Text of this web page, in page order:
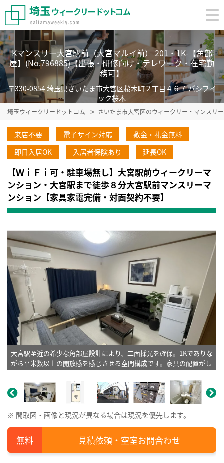
Kマンスリー大宮駅前（大宮マルイ前） 201・1K-【角部
屋】(No.796885)【出張・研修向け・テレワーク・在宅勤
務可】
〒330-0854 埼玉県さいたま市大宮区桜木町２丁目４６７ パシフイ
ック桜木
埼玉ウィークリードットコム さいたま市大宮区のウィークリー・マンスリ
来店不要 電子サイン対応
敷金・礼金無料
即日入居OK
入居者保険あり 延長OK
【ＷｉＦｉ可・駐車場無し】大宮駅前ウィークリーマ
ンション・大宮駅まで徒歩８分大宮駅前マンスリーマ
ンション【家具家電完備・対面契約不要】
大宮駅至近の希少な角部屋設計により、二面採光を確保。1Kでありな
がら平米数以上の開放感を感じさせる空間構成です。家具の配置がし
めるプライベート空間を実現しています。※植木と額とクッションな
どは写真用です。
※ 間取図・画像と現況が異なる場合は現況を優先します。
見積依頼・空室お問合わせ